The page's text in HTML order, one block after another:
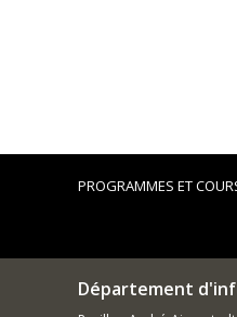
PROGRAMMES ET
Département